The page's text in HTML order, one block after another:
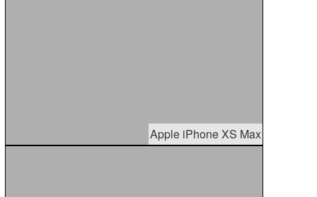
Apple iPhone XS Max